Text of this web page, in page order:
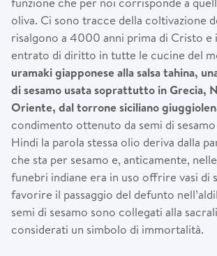
oliva. Ci sono tracce della coltivazione
risalgono a 4000 anni prima di Cristo e
entrato di diritto in tutte le cucine del
uramaki giapponese alla salsa tahina,
di sesamo usata soprattutto in Grecia,
Oriente, dal torrone siciliano
condimento ottenuto da semi di
Hindi la parola stessa olio deriva dalla
che sta per sesamo e, anticamente,
funebri indiane era in uso offrire vasi di
favorire il passaggio del defunto
semi di sesamo sono collegati alla
considerati un simbolo di immortalità.